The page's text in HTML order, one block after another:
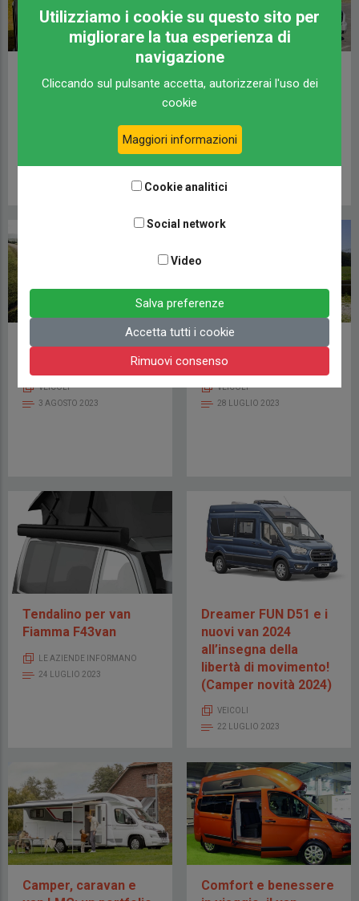
680 ET su VW Crafter!
LIVINGSTONE DUO XL
LAIKA ECOVIP
VEICOLI
3 AGOSTO 2023
KNAUS TOURER VAN
500 MQ VANSATION
VEICOLI
28 LUGLIO 2023
Tendalino per van
Fiamma F43van
LE AZIENDE INFORMANO
24 LUGLIO 2023
Dreamer FUN D51 e i
nuovi van 2024
all’insegna della
libertà di movimento!
(Camper novità 2024)
VEICOLI
22 LUGLIO 2023
Camper, caravan e
Comfort e benessere
Utilizziamo i cookie su questo sito per
migliorare la tua esperienza di
navigazione
Cliccando sul pulsante accetta, autorizzerai l'uso dei
cookie
Maggiori informazioni
Cookie analitici
Social network
Video
Salva preferenze
Accetta tutti i cookie
Rimuovi consenso